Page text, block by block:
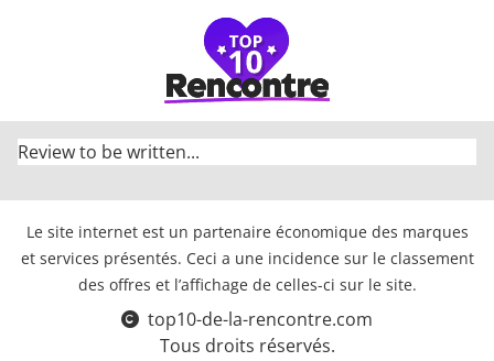
Review to be written...
Le site internet est un partenaire économique des marques
et services présentés. Ceci a une incidence sur le classement
des offres et l’affichage de celles-ci sur le site.
top10-de-la-rencontre.com
Tous droits réservés.